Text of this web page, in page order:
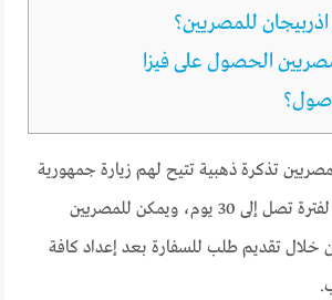
اذربيجان للمصريين؟
الحصول على فيزا
تذكرة ذهبية تتيح لهم زيارة جمهورية
أذربيجان والإقامة بها لفترة تصل إلى 30 يوم، ويمكن للمصريين
خلال تقديم طلب للسفارة بعد إعداد كافة